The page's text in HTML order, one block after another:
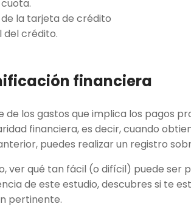
la tarjeta de crédito
crédito.
financiera
de los gastos que implica los pagos
financiera, es decir, cuando
puedes realizar un registro
ver qué tan fácil (o difícil) puede ser
de este estudio, descubres si te
pertinente.